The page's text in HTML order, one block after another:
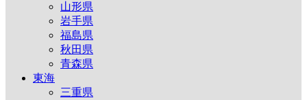
山形県
岩手県
福島県
秋田県
青森県
東海
三重県